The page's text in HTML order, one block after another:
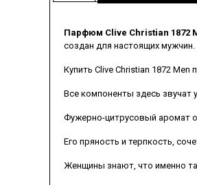
Парфюм Clive Christian 1872
создан для настоящих мужчин.
Купить Clive Christian 1872
Все компоненты здесь звучат
Фужерно-цитрусовый аромат
Его пряность и терпкость,
Женщины знают, что именно